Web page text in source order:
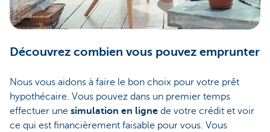
Découvrez combien vous pouvez emprunter
Nous vous aidons à faire le bon choix pour votre prêt
hypothécaire. Vous pouvez dans un premier temps
effectuer une simulation en ligne de votre crédit et voir
ce qui est financièrement faisable pour vous. Vous